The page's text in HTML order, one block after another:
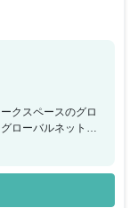
クスペースのグロ
ローバルネットワ
クライエントとの